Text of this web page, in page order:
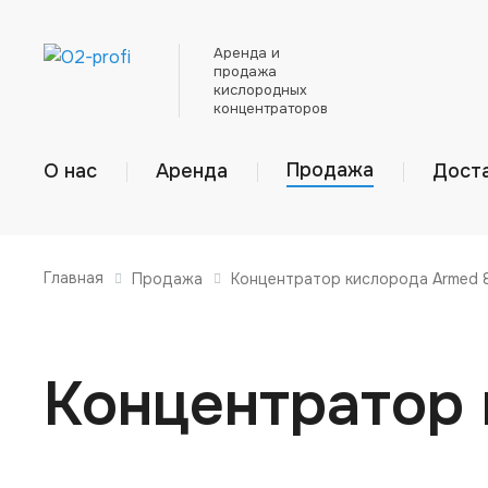
Аренда и
продажа
кислородных
концентраторов
О нас Аренда Продажа
Главная Продажа Концентратор кислорода Armed